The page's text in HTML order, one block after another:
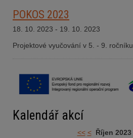
POKOS 2023
18. 10. 2023 - 19. 10. 2023
Projektové vyučování v 5. - 9. ročníku.
Kalendář akcí
<< < Říjen 2023